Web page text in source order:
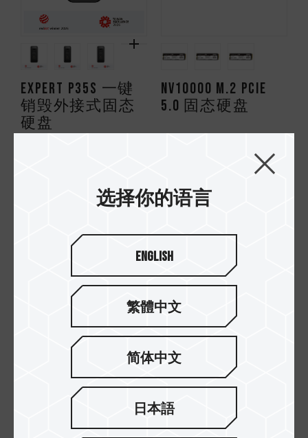
EXPERT P35S 一键
销毁外接式固态
硬盘
NV10000 M.2 PCIe
5.0 固态硬盘
Z54E M.2 PCIe 5.0
固态硬盘
NV5000 M.2 PCIe 4.0
固态硬盘
选择你的语言
English
繁體中文
简体中文
日本語